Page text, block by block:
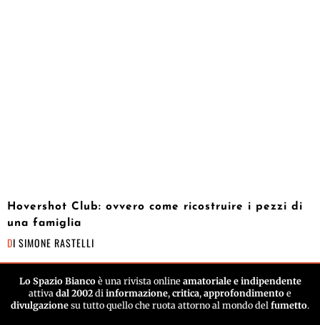
Hovershot Club: ovvero come ricostruire i pezzi di
una famiglia
DI SIMONE RASTELLI
Lo Spazio Biancoè una rivista online amatoriale e indipendente
attiva dal 2002 di informazione, critica, approfondimento e
divulgazione su tutto quello che ruota attorno al mondo del fumetto.